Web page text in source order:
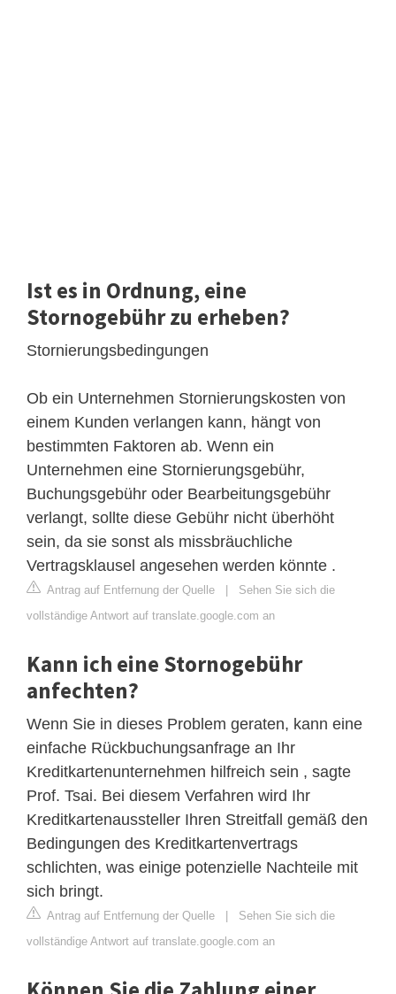
Ist es in Ordnung, eine
Stornogebühr zu erheben?
Stornierungsbedingungen
Ob ein Unternehmen Stornierungskosten von
einem Kunden verlangen kann, hängt von
bestimmten Faktoren ab. Wenn ein
Unternehmen eine Stornierungsgebühr,
Buchungsgebühr oder Bearbeitungsgebühr
verlangt, sollte diese Gebühr nicht überhöht
sein, da sie sonst als missbräuchliche
Vertragsklausel angesehen werden könnte .
Antrag auf Entfernung der Quelle | Sehen Sie sich die
vollständige Antwort auf translate.google.com an
Kann ich eine Stornogebühr
anfechten?
Wenn Sie in dieses Problem geraten, kann eine
einfache Rückbuchungsanfrage an Ihr
Kreditkartenunternehmen hilfreich sein , sagte
Prof. Tsai. Bei diesem Verfahren wird Ihr
Kreditkartenaussteller Ihren Streitfall gemäß den
Bedingungen des Kreditkartenvertrags
schlichten, was einige potenzielle Nachteile mit
sich bringt.
Antrag auf Entfernung der Quelle | Sehen Sie sich die
vollständige Antwort auf translate.google.com an